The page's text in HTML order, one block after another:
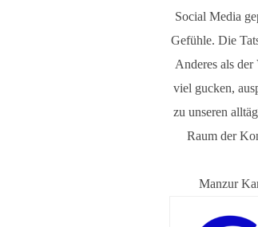
Social Media
Gefühle. Die
Anderes als der
viel gucken,
zu unseren
Raum der
Manzur